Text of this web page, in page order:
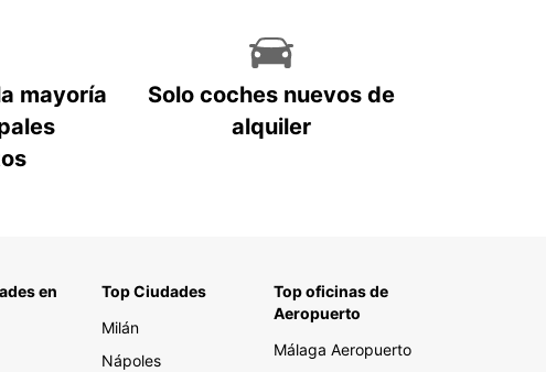
senderismo, pesca o explora reservas naturales... ¡tiene
muchas actividades al aire libre para elegir!
Entrega y recogida
Elige la opción de Entrega y recogida de Europcar que
mayoría
Solo coches nuevos de
alquiler
en
Top Ciudades
Milán
Nápoles
Top oficinas de
Aeropuerto
Málaga Aeropuerto